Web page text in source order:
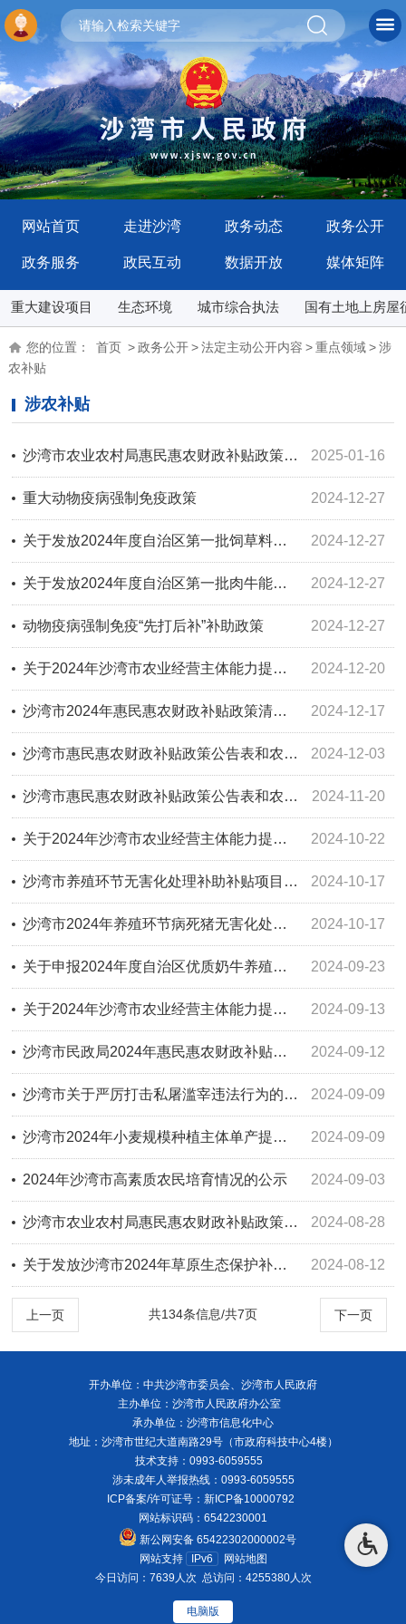
网站首页 走进沙湾 政务动态 政务公开
政务服务 政民互动 数据开放 媒体矩阵
重大建设项目 生态环境 城市综合执法 国有土地上房屋
您的位置： 首页 >政务公开>法定主动公开内容 >重点领域>涉
农补贴
涉农补贴
2025-01-16
沙湾市农业农村局惠民惠农财政补贴政策公告表和农机购置补贴发放公示表-2025年第一次
2024-12-27
重大动物疫病强制免疫政策
2024-12-27
关于发放2024年度自治区第一批饲草料补贴资金补贴资金的公示
2024-12-27
关于发放2024年度自治区第一批肉牛能繁母牛补贴资金的公示
2024-12-27
动物疫病强制免疫“先打后补”补助政策
2024-12-20
关于2024年沙湾市农业经营主体能力提升 （农业社会化服务）项目补助结果公示
2024-12-17
沙湾市2024年惠民惠农财政补贴政策清单(政策依据、补贴对象、补贴标准、申领流程)
2024-12-03
沙湾市惠民惠农财政补贴政策公告表和农机报废补贴发放公示表-2024年第二批
2024-11-20
沙湾市惠民惠农财政补贴政策公告表和农机报废补贴发放公示表-2024年第一批
2024-10-22
关于2024年沙湾市农业经营主体能力提升 （农民合作社、家庭农场培育）项目补助结果公示
2024-10-17
沙湾市养殖环节无害化处理补助补贴项目的申请指南
2024-10-17
沙湾市2024年养殖环节病死猪无害化处理补助结果
2024-09-23
关于申报2024年度自治区优质奶牛养殖补贴资金的公示
2024-09-13
关于2024年沙湾市农业经营主体能力提升 （农业社会化服务）、（农民合作社、 家庭农场培育）项目单位公示
2024-09-12
沙湾市民政局2024年惠民惠农财政补贴政策清单
2024-09-09
沙湾市关于严厉打击私屠滥宰违法行为的通告
2024-09-09
沙湾市2024年小麦规模种植主体单产提升行动奖补的公示
2024-09-03
2024年沙湾市高素质农民培育情况的公示
2024-08-28
沙湾市农业农村局惠民惠农财政补贴政策公告表和农机购置补贴发放公示表-2024年第四次
2024-08-12
关于发放沙湾市2024年草原生态保护补助奖励政策资金的公示（第三批）
上一页 下一页
共134条信息/共7页
开办单位：中共沙湾市委员会、沙湾市人民政府
主办单位：沙湾市人民政府办公室
承办单位：沙湾市信息化中心
地址：沙湾市世纪大道南路29号（市政府科技中心4楼）
技术支持：0993-6059555
涉未成年人举报热线：0993-6059555
ICP备案/许可证号： 新ICP备10000792
网站标识码：6542230001
新公网安备 65422302000002号
网站支持
IPv6
网站地图
今日访问：7639人次 总访问：4255380人次
电脑版